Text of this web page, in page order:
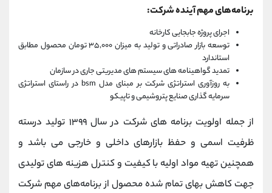
برنامه‌های مهم آینده شرکت:
اجرای پروژه جابجایی کارخانه
توسعه بازار صادراتی و تولید به میزان ۳۵,۰۰۰ تومان محصول مطابق
استاندارد
تمدید گواهینامه های سیستم های مدیریتی جاری در سازمان
به روزآوری استراتژی شرکت بر مبنای مدل bsm در راستای استراتژی
سرمایه گذاری صنایع پتروشیمی و تاپیکو
از جمله اولویت برنامه های شرکت در سال ۱۳۹۹ تولید درسته
ظرفیت اسمی و حفظ بازارهای داخلی و خارجی می باشد و
همچنین تهیه مواد اولیه با کیفیت و کنترل هزینه های تولیدی
جهت کاهش بهای تمام شده محصول از برنامه‌های مهم شرکت